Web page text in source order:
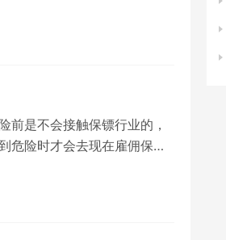
前是不会接触保镖行业的，
危险时才会去现在雇佣保